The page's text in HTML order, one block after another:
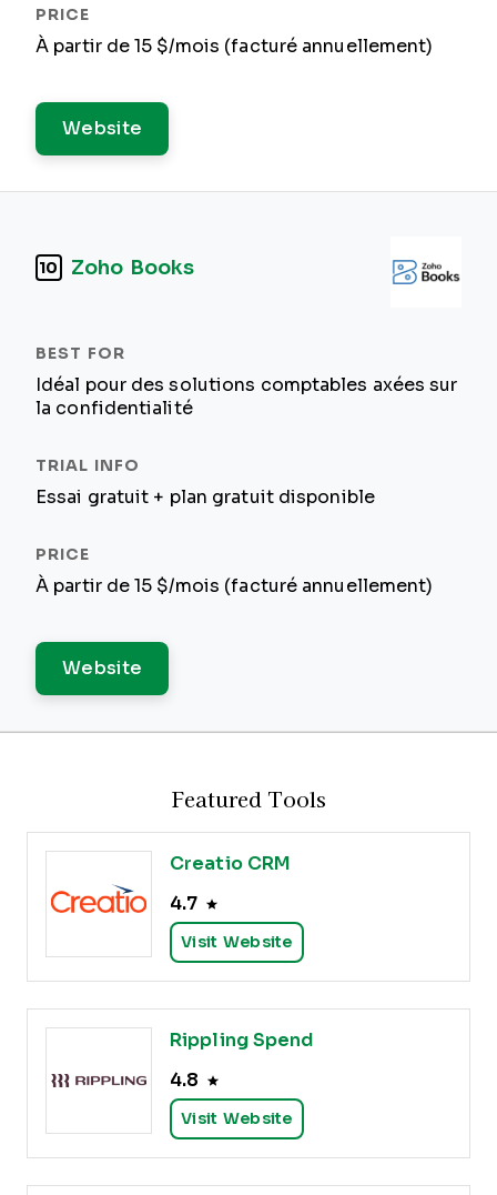
À partir de 15 $/mois (facturé annuellement)
Website
10 Zoho Books
Idéal pour des solutions comptables axées sur
la confidentialité
Essai gratuit + plan gratuit disponible
À partir de 15 $/mois (facturé annuellement)
Website
Featured Tools
Creatio CRM
4.7
Visit Website
Rippling Spend
4.8
Visit Website